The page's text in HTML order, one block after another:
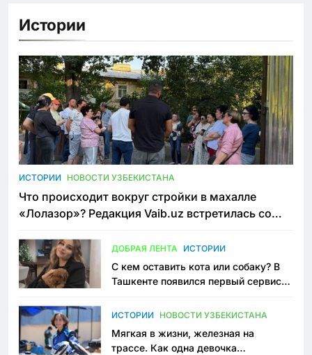
Истории
ИСТОРИИ НОВОСТИ УЗБЕКИСТАНА
Что происходит вокруг стройки в махалле
«Лолазор»? Редакция Vaib.uz встретилась со
ДОБРАЯ ЛЕНТА ИСТОРИИ
С кем оставить кота или собаку? В
Ташкенте появился первый сервис
ИСТОРИИ НОВОСТИ УЗБЕКИСТАНА
Мягкая в жизни, железная на
трассе. Как одна девочка